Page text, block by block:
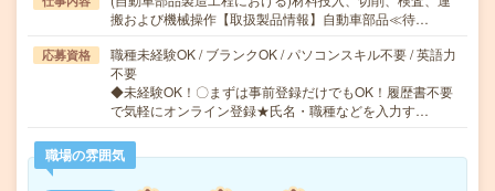
搬および機械操作【取扱製品情報】自動車部品≪待…
応募資格
職種未経験OK / ブランクOK / パソコンスキル不要 / 英語力
不要
◆未経験OK！〇まずは事前登録だけでもOK！履歴書不要
で気軽にオンライン登録★氏名・職種などを入力す…
職場の雰囲気